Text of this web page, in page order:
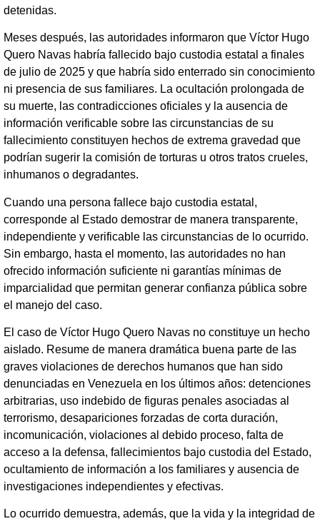
detenidas.
Meses después, las autoridades informaron que Víctor Hugo
Quero Navas habría fallecido bajo custodia estatal a finales
de julio de 2025 y que habría sido enterrado sin conocimiento
ni presencia de sus familiares. La ocultación prolongada de
su muerte, las contradicciones oficiales y la ausencia de
información verificable sobre las circunstancias de su
fallecimiento constituyen hechos de extrema gravedad que
podrían sugerir la comisión de torturas u otros tratos crueles,
inhumanos o degradantes.
Cuando una persona fallece bajo custodia estatal,
corresponde al Estado demostrar de manera transparente,
independiente y verificable las circunstancias de lo ocurrido.
Sin embargo, hasta el momento, las autoridades no han
ofrecido información suficiente ni garantías mínimas de
imparcialidad que permitan generar confianza pública sobre
el manejo del caso.
El caso de Víctor Hugo Quero Navas no constituye un hecho
aislado. Resume de manera dramática buena parte de las
graves violaciones de derechos humanos que han sido
denunciadas en Venezuela en los últimos años: detenciones
arbitrarias, uso indebido de figuras penales asociadas al
terrorismo, desapariciones forzadas de corta duración,
incomunicación, violaciones al debido proceso, falta de
acceso a la defensa, fallecimientos bajo custodia del Estado,
ocultamiento de información a los familiares y ausencia de
investigaciones independientes y efectivas.
Lo ocurrido demuestra, además, que la vida y la integridad de